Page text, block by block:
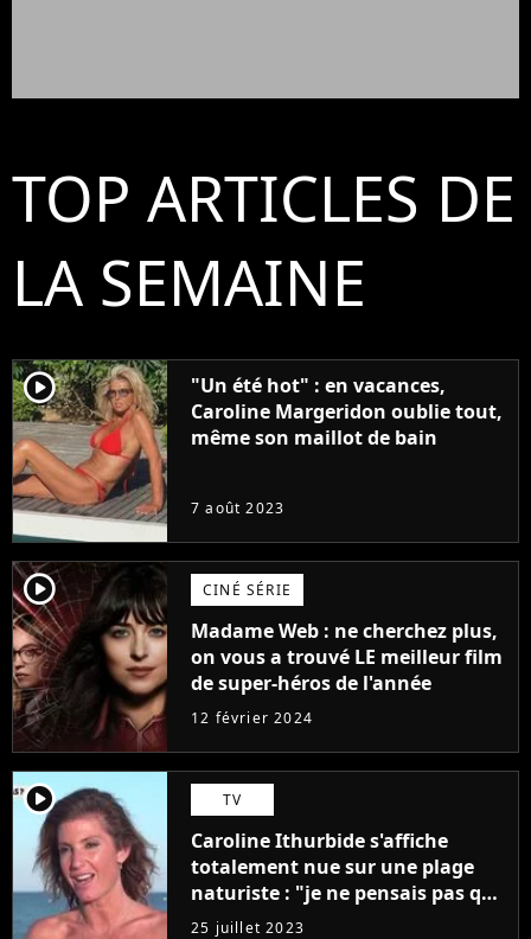
TOP ARTICLES DE
LA SEMAINE
player2
"Un été hot" : en vacances,
Caroline Margeridon oublie tout,
même son maillot de bain
7 août 2023
player2 CINÉ SÉRIE
Madame Web : ne cherchez plus,
on vous a trouvé LE meilleur film
de super-héros de l'année
12 février 2024
player2 TV
Caroline Ithurbide s'affiche
totalement nue sur une plage
naturiste : "je ne pensais pas que
j'arriverais à le faire..."
25 juillet 2023